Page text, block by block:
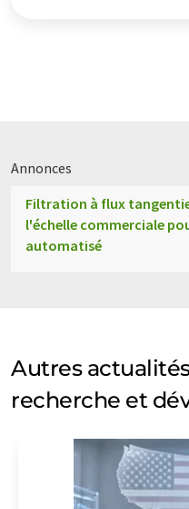
Annonces
Filtration à flux
l'échelle commerciale
automatisé
Autres
recherche et